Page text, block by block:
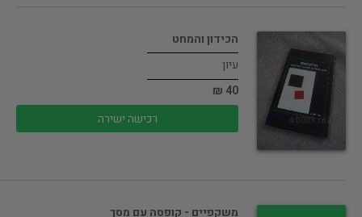
הכידון והמחט
עיון
40 ₪
רכישה ישירה
משקפיים - קופסה עם מסך